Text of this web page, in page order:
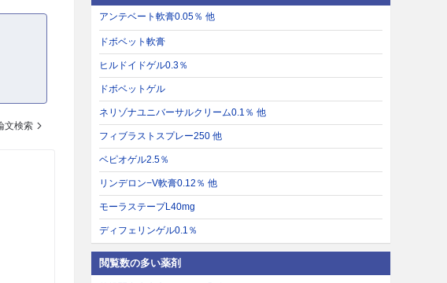
文検索
アンテベート軟膏0.05％ 他
ドボベット軟膏
ヒルドイドゲル0.3％
ドボベットゲル
ネリゾナユニバーサルクリーム0.1％ 他
フィブラストスプレー250 他
ベピオゲル2.5％
リンデロン−V軟膏0.12％ 他
モーラステープL40mg
ディフェリンゲル0.1％
閲覧数の多い薬剤